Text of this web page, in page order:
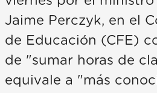
Jaime Perczyk, en el
de Educación (CFE)
de "sumar horas de
equivale a "más